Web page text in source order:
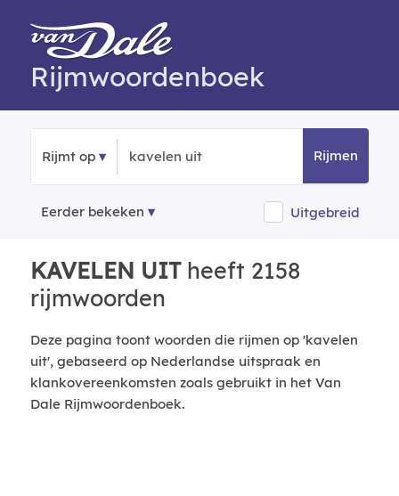
Rijmwoordenboek
Rijmt op Rijmen
Eerder bekeken Uitgebreid
KAVELEN UITheeft 2158
rijmwoorden
Deze pagina toont woorden die rijmen op 'kavelen
uit', gebaseerd op Nederlandse uitspraak en
klankovereenkomsten zoals gebruikt in het Van
Dale Rijmwoordenboek.